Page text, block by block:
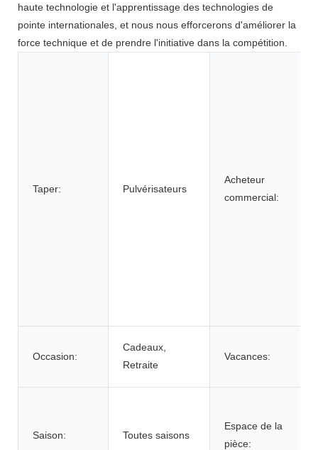
haute technologie et l'apprentissage des technologies de
pointe internationales, et nous nous efforcerons d'améliorer la
force technique et de prendre l'initiative dans la compétition.
Taper: Pulvérisateurs
Acheteur
commercial:
Occasion:
Cadeaux,
Retraite
Vacances:
Saison: Toutes saisons
Espace de la
pièce: